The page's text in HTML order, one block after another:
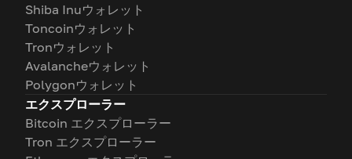
Shiba Inuウォレット
Toncoinウォレット
Tronウォレット
Avalancheウォレット
Polygonウォレット
エクスプローラー
Bitcoin エクスプローラー
Tron エクスプローラー